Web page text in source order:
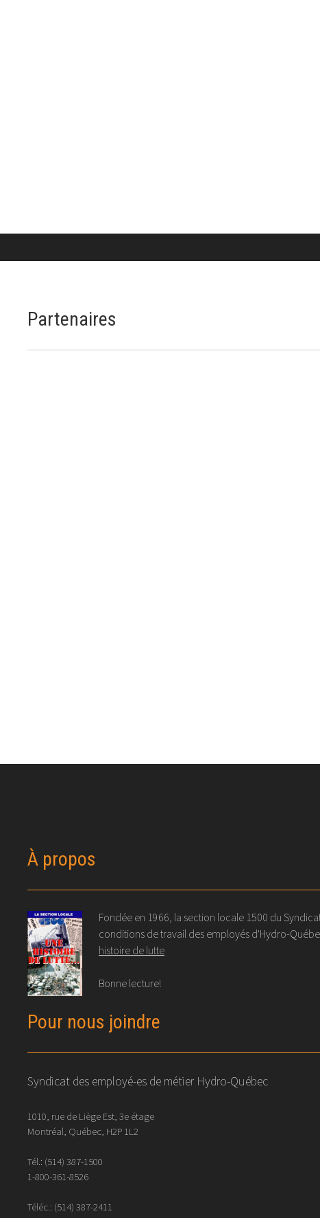
Partenaires
À propos
Fondée en 1966, la section locale 1500 du
conditions de travail des employés d'Hydro-
histoire de lutte
Bonne lecture!
Pour nous joindre
Syndicat des employé-es de métier Hydro-Québec
1010, rue de Liège Est, 3e étage
Montréal, Québec, H2P 1L2
Tél.: (514) 387-1500
1-800-361-8526
Téléc.: (514) 387-2411